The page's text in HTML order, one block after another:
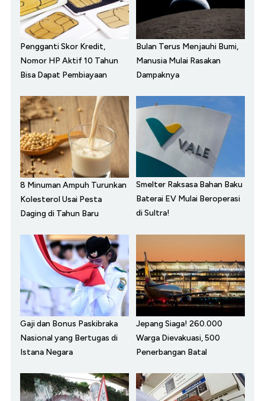
Pengganti Skor Kredit,
Nomor HP Aktif 10 Tahun
Bisa Dapat Pembiayaan
Bulan Terus Menjauhi Bumi,
Manusia Mulai Rasakan
Dampaknya
8 Minuman Ampuh Turunkan
Kolesterol Usai Pesta
Daging di Tahun Baru
Smelter Raksasa Bahan Baku
Baterai EV Mulai Beroperasi
di Sultra!
Gaji dan Bonus Paskibraka
Nasional yang Bertugas di
Istana Negara
Jepang Siaga! 260.000
Warga Dievakuasi, 500
Penerbangan Batal